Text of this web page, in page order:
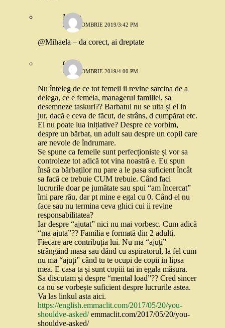
Mona
28 OCTOMBRIE 2019/3:42 PM
@Mihaela – da corect, ai dreptate
Cami
28 OCTOMBRIE 2019/4:00 PM
Nu înțeleg de ce tot femeii ii revine sarcina de a
delega, ce e femeia, managerul familiei, sa
desemneze taskuri?? Barbatul nu se uita și el in
jur, dacă e ceva de făcut, de strâns, d cumpărat etc.
El nu poate lua inițiative? Despre ce vorbim,
despre un bărbat, un adult sau despre un copil care
are nevoie de îndrumare.
Se spune ca femeile sunt perfecționiste și vor sa
controleze tot adică tot vina noastră e. Eu spun
însă ca bărbaților nu pare a le pasa suficient încât
sa facă ce trebuie CUM trebuie. Când faci
lucrurile doar pe jumătate sau spui “am încercat”
îmi pare rău, dar pt mine e egal cu 0. Când el nu
face sau nu termina ceva ghici cui ii revine
responsabilitatea?
Iar despre “ajutat” nici nu mai vorbesc. Cum adică
“ma ajuta”?? Familia e formată din 2 adulti.
Fiecare are contribuția lui. Nu ma “ajuți”
strângând masa sau dând cu aspiratorul, la fel cum
nu ma “ajuți” când tu te ocupi de copii in lipsa
mea. E casa ta și sunt copiii tai in egala măsura.
Sa discutam și despre “mental load”?? Cred sincer
ca nu se vorbește suficient despre lucrurile astea.
Va las linkul asta aici.
https://english.emmaclit.com/2017/05/20/you-
shouldve-asked/emmaclit.com/2017/05/20/you-
shouldve-asked/